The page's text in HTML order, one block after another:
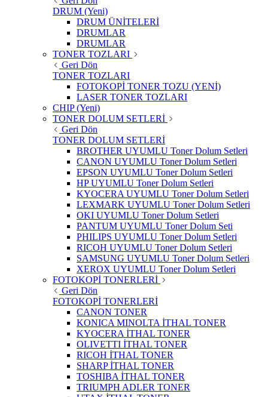
DRUM (Yeni)
DRUM ÜNİTELERİ
DRUMLAR
DRUMLAR
TONER TOZLARI
Geri Dön
TONER TOZLARI
FOTOKOPİ TONER TOZU (YENİ)
LASER TONER TOZLARI
CHIP (Yeni)
TONER DOLUM SETLERİ
Geri Dön
TONER DOLUM SETLERİ
BROTHER UYUMLU Toner Dolum Setleri
CANON UYUMLU Toner Dolum Setleri
EPSON UYUMLU Toner Dolum Setleri
HP UYUMLU Toner Dolum Setleri
KYOCERA UYUMLU Toner Dolum Setleri
LEXMARK UYUMLU Toner Dolum Setleri
OKI UYUMLU Toner Dolum Setleri
PANTUM UYUMLU Toner Dolum Seti
PHILIPS UYUMLU Toner Dolum Setleri
RICOH UYUMLU Toner Dolum Setleri
SAMSUNG UYUMLU Toner Dolum Setleri
XEROX UYUMLU Toner Dolum Setleri
FOTOKOPİ TONERLERİ
Geri Dön
FOTOKOPİ TONERLERİ
CANON TONER
KONICA MINOLTA İTHAL TONER
KYOCERA İTHAL TONER
OLIVETTI İTHAL TONER
RICOH İTHAL TONER
SHARP İTHAL TONER
TOSHIBA İTHAL TONER
TRIUMPH ADLER TONER